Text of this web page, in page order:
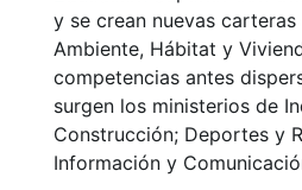
y se crean nuevas
Ambiente, Hábitat y
competencias antes
surgen los ministerios de
Construcción; Deportes y
Información y